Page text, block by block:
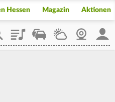
Hessen Magazin Aktionen
PlaylistStaupilotWetterWebcam